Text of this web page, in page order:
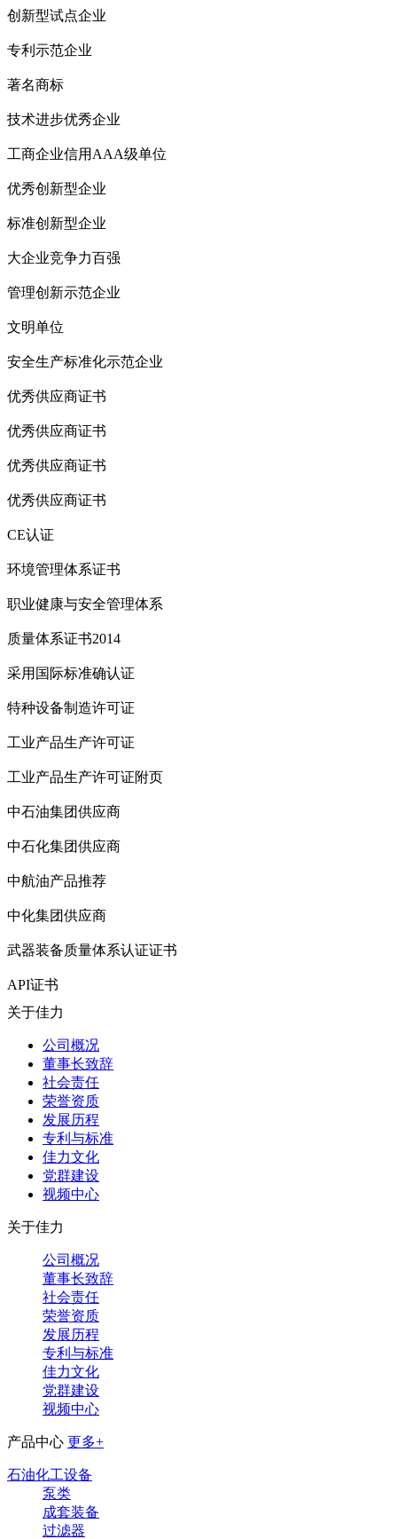
创新型试点企业
专利示范企业
著名商标
技术进步优秀企业
工商企业信用AAA级单位
优秀创新型企业
标准创新型企业
大企业竞争力百强
管理创新示范企业
文明单位
安全生产标准化示范企业
优秀供应商证书
优秀供应商证书
优秀供应商证书
优秀供应商证书
CE认证
环境管理体系证书
职业健康与安全管理体系
质量体系证书2014
采用国际标准确认证
特种设备制造许可证
工业产品生产许可证
工业产品生产许可证附页
中石油集团供应商
中石化集团供应商
中航油产品推荐
中化集团供应商
武器装备质量体系认证证书
API证书
关于佳力
公司概况
董事长致辞
社会责任
荣誉资质
发展历程
专利与标准
佳力文化
党群建设
视频中心
关于佳力
公司概况
董事长致辞
社会责任
荣誉资质
发展历程
专利与标准
佳力文化
党群建设
视频中心
产品中心 更多+
石油化工设备
泵类
成套装备
过滤器